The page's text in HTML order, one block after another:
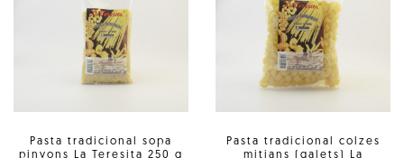
Pasta tradicional sopa
pinyons La Teresita 250 g
Pasta tradicional colzes
mitjans (galets) La